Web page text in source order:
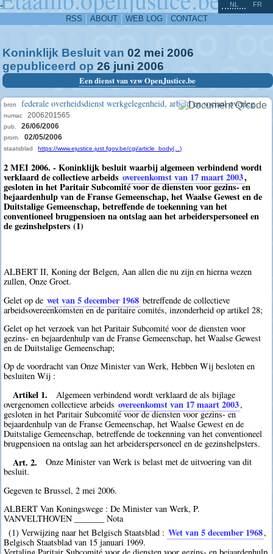
-
RSS ABOUT WEB LOG CONTACT
NL FR
Koninklijk Besluit van 02 mei 2006
gepubliceerd op 26 juni 2006
Een dienst van vzw OpenJustice.be
bron federale overheidsdienst werkgelegenheid, arbeid en sociaal overleg
numac 2006201565
pub. 26/06/2006
prom. 02/05/2006
staatsblad https://www.ejustice.just.fgov.be/cgi/article_body(...)
2 MEI 2006. - Koninklijk besluit waarbij algemeen verbindend wordt
verklaard de collectieve arbeids overeenkomst van 17 maart 2003,
gesloten in het Paritair Subcomité voor de diensten voor gezins- en
bejaardenhulp van de Franse Gemeenschap, het Waalse Gewest en de
Duitstalige Gemeenschap, betreffende de toekenning van het
conventioneel brugpensioen na ontslag aan het arbeiderspersoneel en
de gezinshelpsters (1)
ALBERT II, Koning der Belgen, Aan allen die nu zijn en hierna wezen
zullen, Onze Groet.
Gelet op de wet van 5 december 1968 betreffende de collectieve
arbeidsovereenkomsten en de paritaire comités, inzonderheid op artikel 28;
Gelet op het verzoek van het Paritair Subcomité voor de diensten voor
gezins- en bejaardenhulp van de Franse Gemeenschap, het Waalse Gewest
en de Duitstalige Gemeenschap;
Op de voordracht van Onze Minister van Werk, Hebben Wij besloten en
besluiten Wij :
Artikel 1.
Algemeen verbindend wordt verklaard de als bijlage
overgenomen collectieve arbeids overeenkomst van 17 maart 2003,
gesloten in het Paritair Subcomité voor de diensten voor gezins- en
bejaardenhulp van de Franse Gemeenschap, het Waalse Gewest en de
Duitstalige Gemeenschap, betreffende de toekenning van het conventioneel
brugpensioen na ontslag aan het arbeiderspersoneel en de gezinshelpsters.
Art. 2.
Onze Minister van Werk is belast met de uitvoering van dit
besluit.
Gegeven te Brussel, 2 mei 2006.
ALBERT Van Koningswege : De Minister van Werk, P.
VANVELTHOVEN _______ Nota
(1) Verwijzing naar het Belgisch Staatsblad : Wet van 5 december 1968,
Belgisch Staatsblad van 15 januari 1969.
^